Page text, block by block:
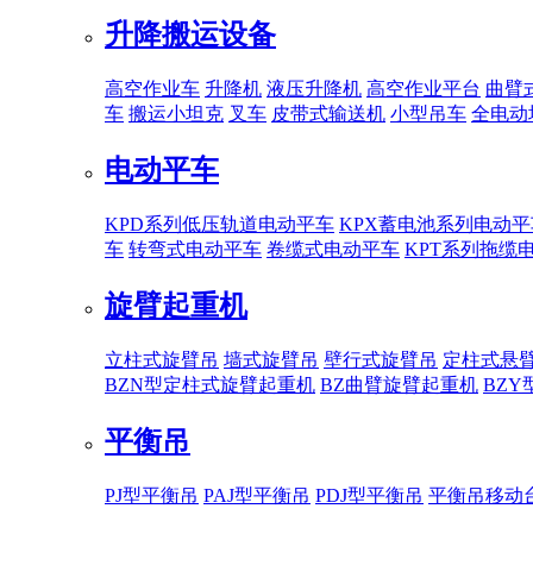
升降搬运设备
高空作业车 升降机 液压升降机 高空作业平台 曲臂
车 搬运小坦克 叉车 皮带式输送机 小型吊车 全电动
电动平车
KPD系列低压轨道电动平车 KPX蓄电池系列电动
车 转弯式电动平车 卷缆式电动平车 KPT系列拖缆
旋臂起重机
立柱式旋臂吊 墙式旋臂吊 壁行式旋臂吊 定柱式悬
BZN型定柱式旋臂起重机 BZ曲臂旋臂起重机 BZY
平衡吊
PJ型平衡吊 PAJ型平衡吊 PDJ型平衡吊 平衡吊移动